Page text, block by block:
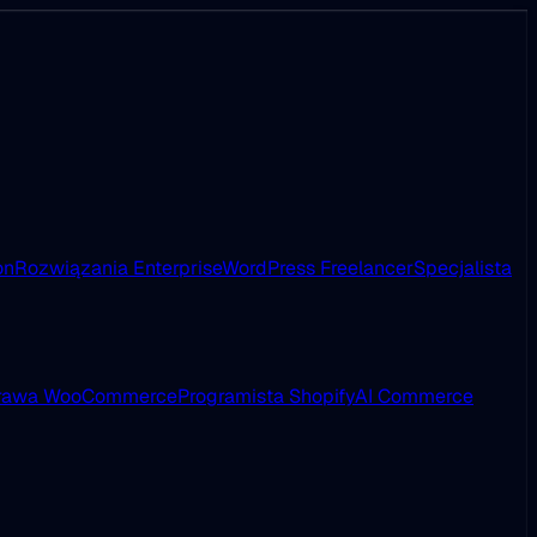
Rozwiązania EnterpriseWordPress FreelancerSpecjalista
WooCommerceProgramista ShopifyAI Commerce